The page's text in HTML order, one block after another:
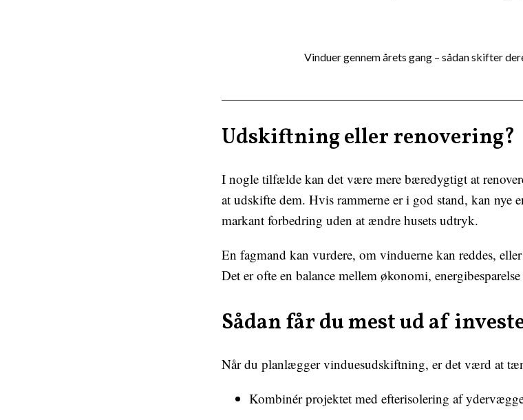
Vinduer gennem årets gang – sådan skifter
Udskiftning eller renovering?
I nogle tilfælde kan det være mere bæredygtigt at
at udskifte dem. Hvis rammerne er i god stand, kan nye
markant forbedring uden at ændre husets udtryk.
En fagmand kan vurdere, om vinduerne kan reddes,
Det er ofte en balance mellem økonomi,
Sådan får du mest ud af
Når du planlægger vinduesudskiftning, er det værd at
Kombinér projektet med efterisolering af